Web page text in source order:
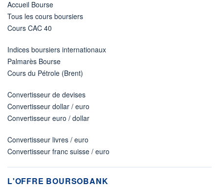
Accueil Bourse
Tous les cours boursiers
Cours CAC 40
Indices boursiers internationaux
Palmarès Bourse
Cours du Pétrole (Brent)
Convertisseur de devises
Convertisseur dollar / euro
Convertisseur euro / dollar
Convertisseur livres / euro
Convertisseur franc suisse / euro
L'OFFRE BOURSOBANK